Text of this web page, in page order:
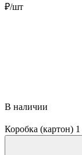
₽/шт
В наличии
Коробка (картон)